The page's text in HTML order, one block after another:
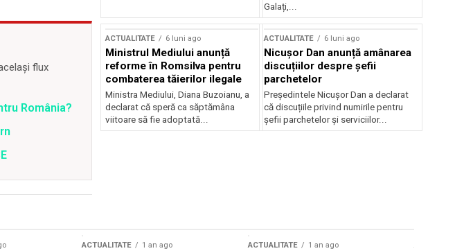
flux
România?
Galați,...
ACTUALITATE 6 luni ago
Ministrul Mediului anunță
reforme în Romsilva pentru
combaterea tăierilor ilegale
Ministra Mediului, Diana Buzoianu, a
declarat că speră ca săptămâna
viitoare să fie adoptată...
ACTUALITATE 6 luni ago
Nicușor Dan anunță amânarea
discuțiilor despre șefii
parchetelor
Președintele Nicușor Dan a declarat
că discuțiile privind numirile pentru
șefii parchetelor și serviciilor...
ACTUALITATE 1 an ago ACTUALITATE 1 an ago